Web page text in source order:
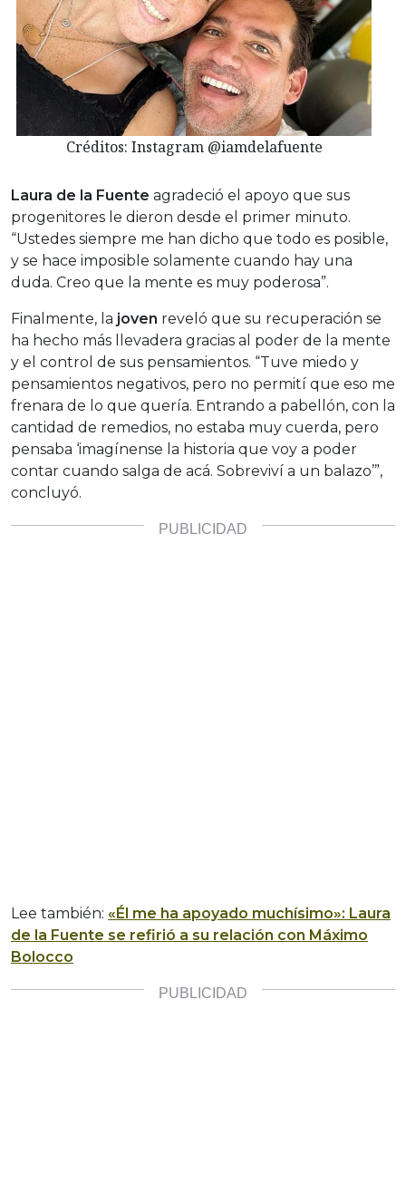
Créditos: Instagram @iamdelafuente
Laura de la Fuente agradeció el apoyo que sus
progenitores le dieron desde el primer minuto.
“Ustedes siempre me han dicho que todo es posible,
y se hace imposible solamente cuando hay una
duda. Creo que la mente es muy poderosa”.
Finalmente, la joven reveló que su recuperación se
ha hecho más llevadera gracias al poder de la mente
y el control de sus pensamientos. “Tuve miedo y
pensamientos negativos, pero no permití que eso me
frenara de lo que quería. Entrando a pabellón, con la
cantidad de remedios, no estaba muy cuerda, pero
pensaba ‘imagínense la historia que voy a poder
contar cuando salga de acá. Sobreviví a un balazo’”,
concluyó.
Lee también: «Él me ha apoyado muchísimo»: Laura
de la Fuente se refirió a su relación con Máximo
Bolocco